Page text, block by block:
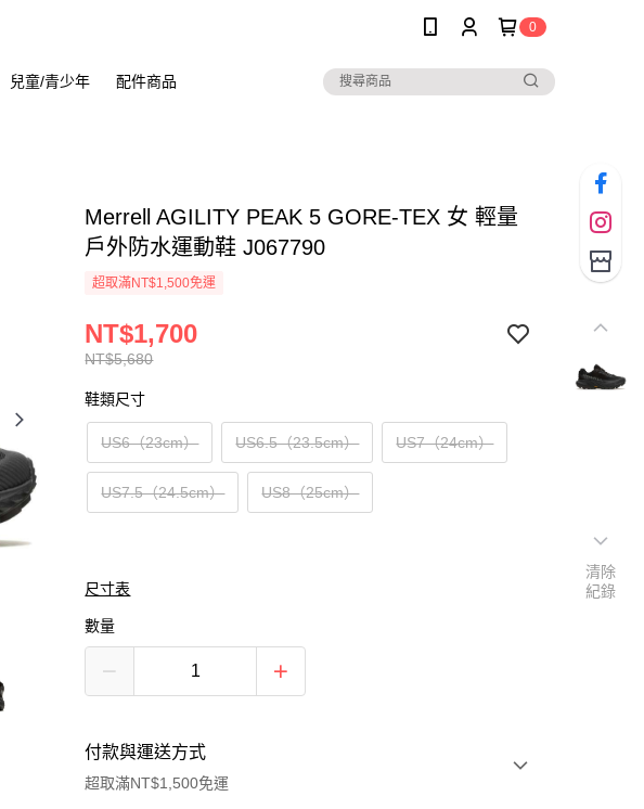
0
兒童/青少年 配件商品
Merrell AGILITY PEAK 5 GORE-TEX 女 輕量
戶外防水運動鞋 J067790
超取滿NT$1,500免運
NT$5,680
NT$1,700
鞋類尺寸
US6（23cm） US6.5（23.5cm） US7（24cm）
US7.5（24.5cm） US8（25cm）
尺寸表
數量
付款與運送方式
超取滿NT$1,500免運
清除
紀錄